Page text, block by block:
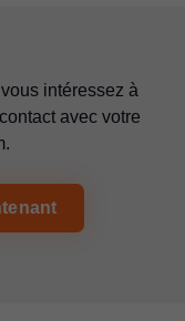
intéressez à
avec votre